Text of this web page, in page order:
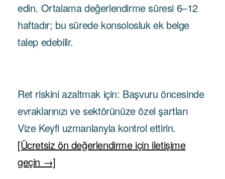
edin. Ortalama değerlendirme süresi 6–12
haftadır; bu sürede konsolosluk ek belge
talep edebilir.
Ret riskini azaltmak için: Başvuru öncesinde
evraklarınızı ve sektörünüze özel şartları
Vize Keyfi uzmanlarıyla kontrol ettirin.
[Ücretsiz ön değerlendirme için iletişime
geçin →]